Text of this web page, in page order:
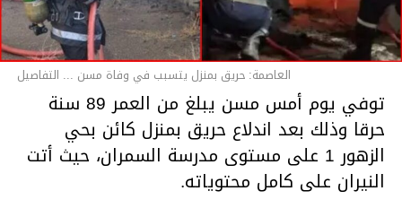
العاصمة: حريق بمنزل يتسبب في وفاة مسن ... التفاصيل
توفي يوم أمس مسن يبلغ من العمر 89 سنة
حرقا وذلك بعد اندلاع حريق بمنزل كائن بحي
الزهور 1 على مستوى مدرسة السمران، حيث أتت
النيران على كامل محتوياته.